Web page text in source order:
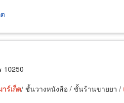
10250
ร์เก็ต/ ชั้นวางหนังสือ / ชั้นร้านขายยา /